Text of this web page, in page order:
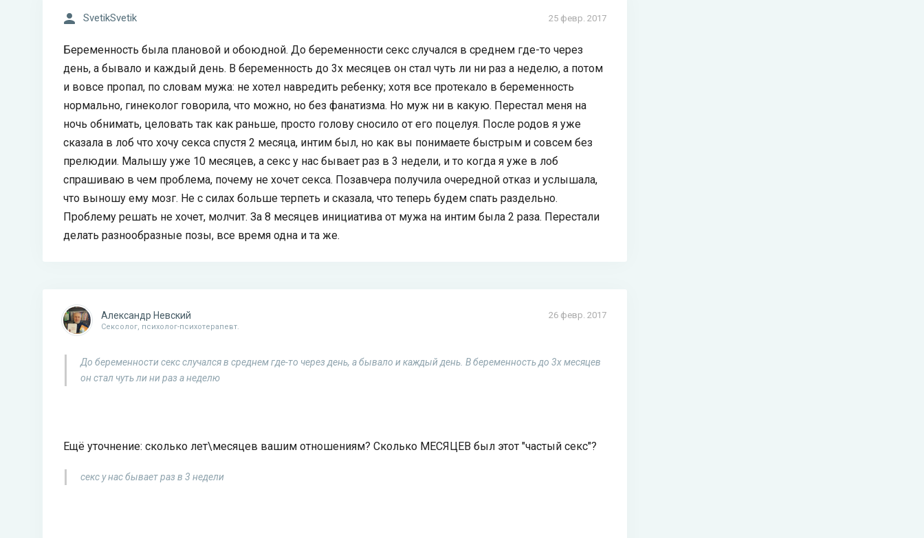
25 февр. 2017
SvetikSvetik
Беременность была плановой и обоюдной. До беременности секс случался в среднем где-то через
день, а бывало и каждый день. В беременность до 3х месяцев он стал чуть ли ни раз а неделю, а потом
и вовсе пропал, по словам мужа: не хотел навредить ребенку; хотя все протекало в беременность
нормально, гинеколог говорила, что можно, но без фанатизма. Но муж ни в какую. Перестал меня на
ночь обнимать, целовать так как раньше, просто голову сносило от его поцелуя. После родов я уже
сказала в лоб что хочу секса спустя 2 месяца, интим был, но как вы понимаете быстрым и совсем без
прелюдии. Малышу уже 10 месяцев, а секс у нас бывает раз в 3 недели, и то когда я уже в лоб
спрашиваю в чем проблема, почему не хочет секса. Позавчера получила очередной отказ и услышала,
что выношу ему мозг. Не с силах больше терпеть и сказала, что теперь будем спать раздельно.
Проблему решать не хочет, молчит. За 8 месяцев инициатива от мужа на интим была 2 раза. Перестали
делать разнообразные позы, все время одна и та же.
26 февр. 2017
Александр Невский
Сексолог, психолог-психотерапевт.
До беременности секс случался в среднем где-то через день, а бывало и каждый день. В беременность до 3х месяцев
он стал чуть ли ни раз а неделю
Ещё уточнение: сколько лет\месяцев вашим отношениям? Сколько МЕСЯЦЕВ был этот "частый секс"?
секс у нас бывает раз в 3 недели